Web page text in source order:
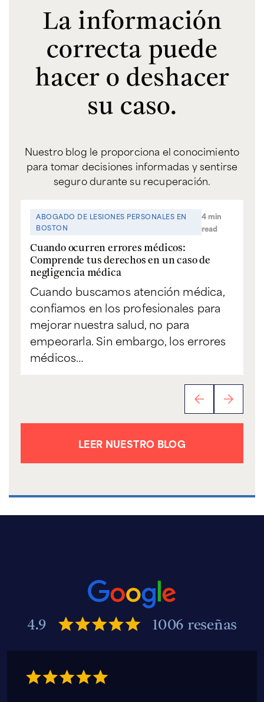
La información
correcta puede
hacer o deshacer
su caso.
Nuestro blog le proporciona el conocimiento
para tomar decisiones informadas y sentirse
seguro durante su recuperación.
ABOGADO DE LESIONES PERSONALES EN
BOSTON
4 min
read
Cuando ocurren errores médicos:
Comprende tus derechos en un caso de
negligencia médica
Cuando buscamos atención médica,
confiamos en los profesionales para
mejorar nuestra salud, no para
empeorarla. Sin embargo, los errores
médicos…
LEER NUESTRO BLOG
4.9 1006 reseñas